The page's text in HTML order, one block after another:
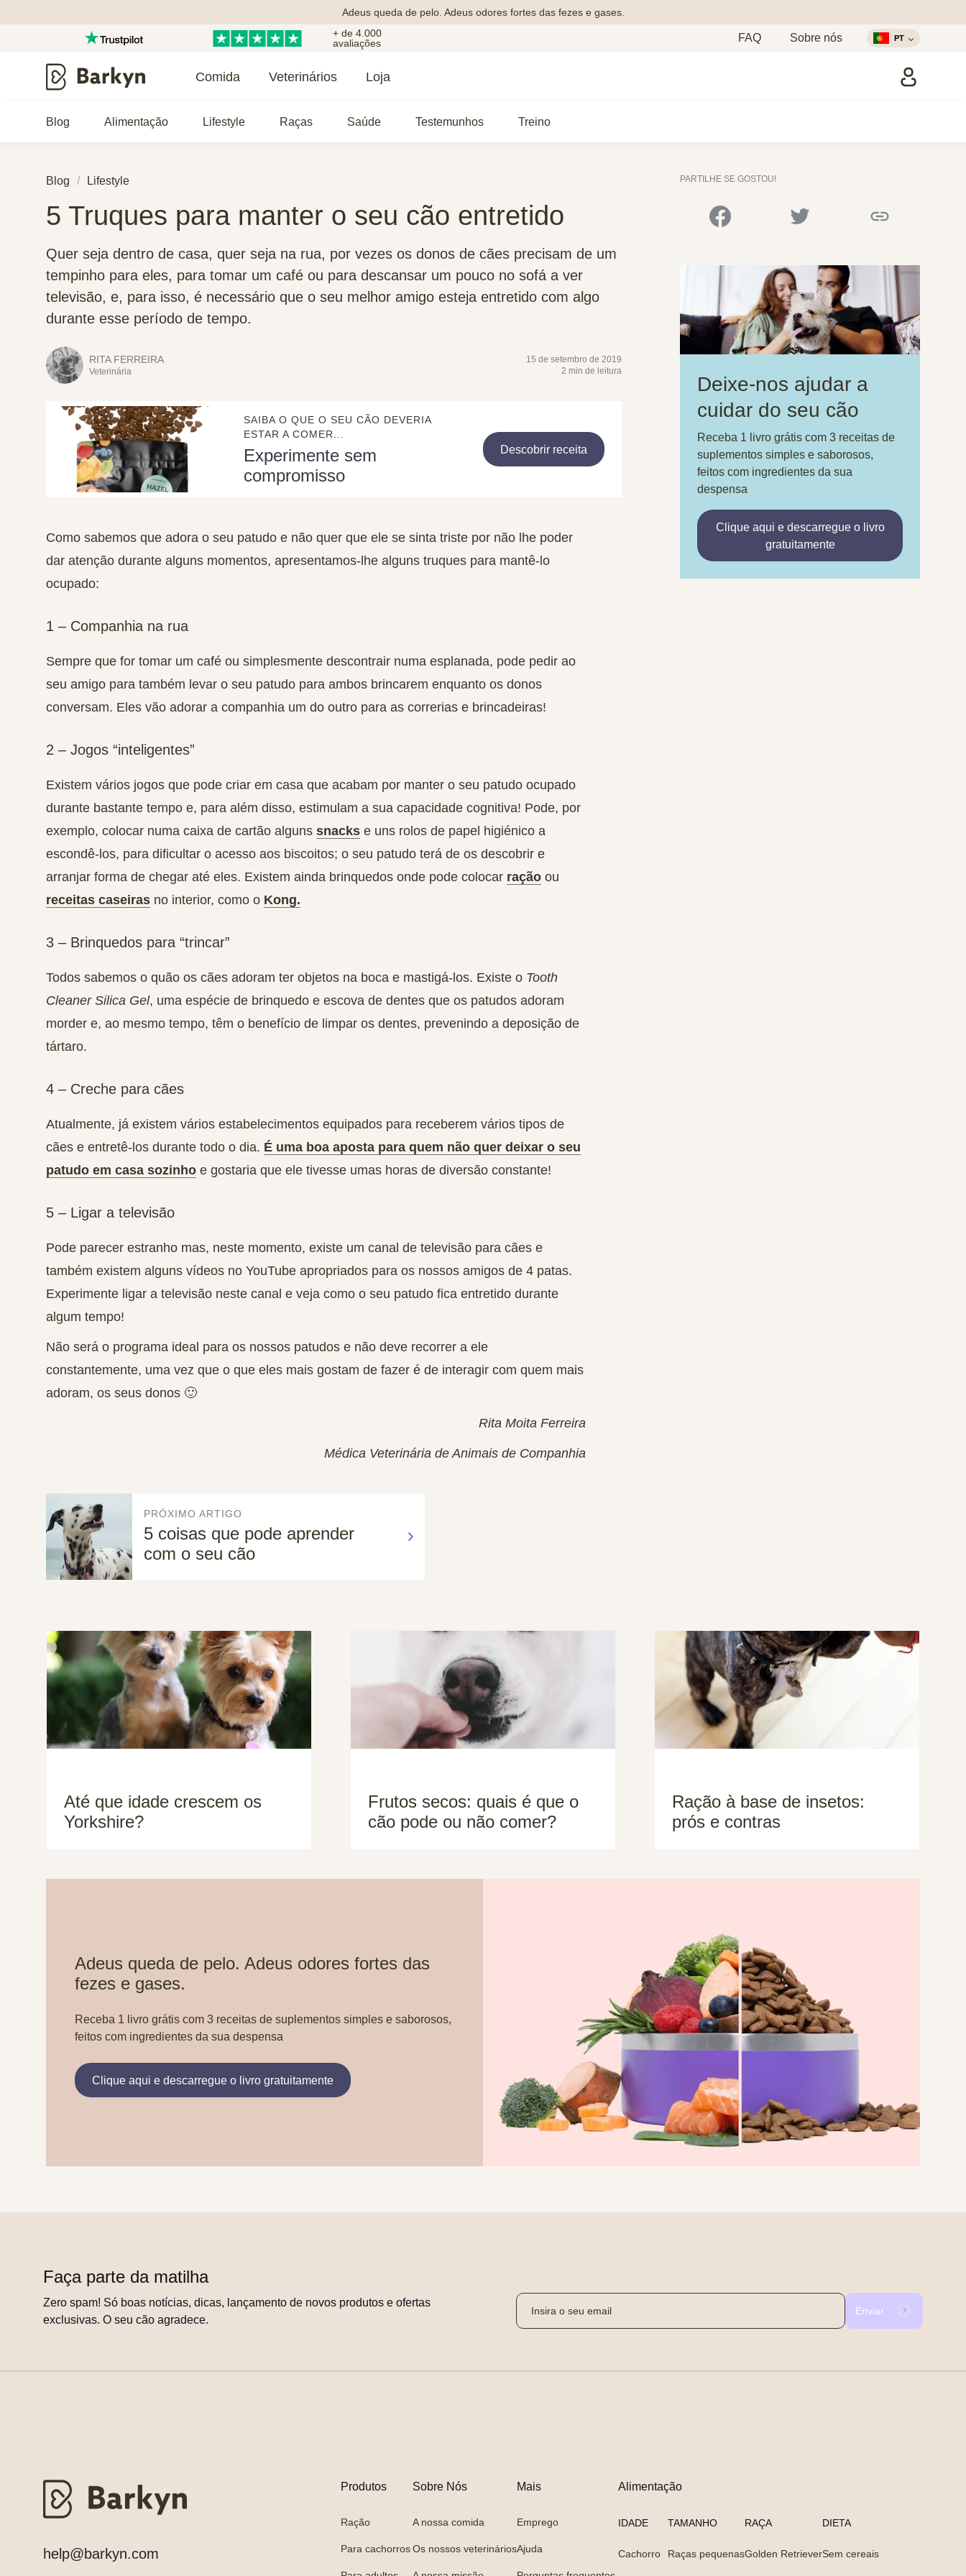
Adeus queda de pelo. Adeus odores fortes das fezes e gases.
+ de 4.000
avaliações
FAQ Sobre nós PT
Comida Veterinários Loja
Blog Alimentação Lifestyle Raças Saúde Testemunhos Treino
Blog Lifestyle
5 Truques para manter o seu cão entretido
Quer seja dentro de casa, quer seja na rua, por vezes os donos de cães precisam de um
tempinho para eles, para tomar um café ou para descansar um pouco no sofá a ver
televisão, e, para isso, é necessário que o seu melhor amigo esteja entretido com algo
durante esse período de tempo.
RITA FERREIRA
Veterinária
15 de setembro de 2019
2 min de leitura
SAIBA O QUE O SEU CÃO DEVERIA
ESTAR A COMER...
Experimente sem
compromisso
Descobrir receita
Como sabemos que adora o seu patudo e não quer que ele se sinta triste por não lhe poder
dar atenção durante alguns momentos, apresentamos-lhe alguns truques para mantê-lo
ocupado:
1 – Companhia na rua
Sempre que for tomar um café ou simplesmente descontrair numa esplanada, pode pedir ao
seu amigo para também levar o seu patudo para ambos brincarem enquanto os donos
conversam. Eles vão adorar a companhia um do outro para as correrias e brincadeiras!
2 – Jogos “inteligentes”
Existem vários jogos que pode criar em casa que acabam por manter o seu patudo ocupado
durante bastante tempo e, para além disso, estimulam a sua capacidade cognitiva! Pode, por
exemplo, colocar numa caixa de cartão alguns snacks e uns rolos de papel higiénico a
escondê-los, para dificultar o acesso aos biscoitos; o seu patudo terá de os descobrir e
arranjar forma de chegar até eles. Existem ainda brinquedos onde pode colocar ração ou
receitas caseiras no interior, como o Kong.
3 – Brinquedos para “trincar”
Todos sabemos o quão os cães adoram ter objetos na boca e mastigá-los. Existe o Tooth
Cleaner Silica Gel, uma espécie de brinquedo e escova de dentes que os patudos adoram
morder e, ao mesmo tempo, têm o benefício de limpar os dentes, prevenindo a deposição de
tártaro.
4 – Creche para cães
Atualmente, já existem vários estabelecimentos equipados para receberem vários tipos de
cães e entretê-los durante todo o dia. É uma boa aposta para quem não quer deixar o seu
patudo em casa sozinho e gostaria que ele tivesse umas horas de diversão constante!
5 – Ligar a televisão
Pode parecer estranho mas, neste momento, existe um canal de televisão para cães e
também existem alguns vídeos no YouTube apropriados para os nossos amigos de 4 patas.
Experimente ligar a televisão neste canal e veja como o seu patudo fica entretido durante
algum tempo!
Não será o programa ideal para os nossos patudos e não deve recorrer a ele
constantemente, uma vez que o que eles mais gostam de fazer é de interagir com quem mais
adoram, os seus donos 🙂
Rita Moita Ferreira
Médica Veterinária de Animais de Companhia
PRÓXIMO ARTIGO
5 coisas que pode aprender
com o seu cão
PARTILHE SE GOSTOU!
Deixe-nos ajudar a
cuidar do seu cão
Receba 1 livro grátis com 3 receitas de
suplementos simples e saborosos,
feitos com ingredientes da sua
despensa
Clique aqui e descarregue o livro
gratuitamente
Até que idade crescem os
Yorkshire?
Frutos secos: quais é que o
cão pode ou não comer?
Ração à base de insetos:
prós e contras
Adeus queda de pelo. Adeus odores fortes das
fezes e gases.
Receba 1 livro grátis com 3 receitas de suplementos simples e saborosos,
feitos com ingredientes da sua despensa
Clique aqui e descarregue o livro gratuitamente
Faça parte da matilha
Zero spam! Só boas notícias, dicas, lançamento de novos produtos e ofertas
exclusivas. O seu cão agradece.
Enviar
help@barkyn.com
Produtos
Ração
Para cachorros
Sobre Nós
A nossa comida
Os nossos veterinários
Mais
Emprego
Ajuda
Alimentação
IDADE
Cachorro
TAMANHO
Raças pequenas
RAÇA
Golden Retriever
DIETA
Sem cereais